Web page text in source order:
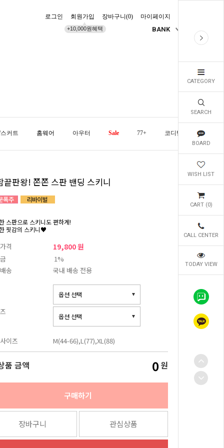
CATEGORY
SEARCH
BOARD
WISH LIST
CART (0)
CALL CENTER
TODAY VIEW
로그인 회원가입
+10,000원혜택
장바구니(0) 마이페이지
BANK
커트 홈웨어 아우터 Sale 77+ 코디템 오늘발송
끝판왕! 쫀쫀 스판 밴딩 스키니
스판으로 스키니도 편하게!
핏감의 스키니♥
격 19,800 원
1%
송
국내 배송 전용
이즈 M(44-66),L(77),XL(88)
품 금액 0 원
구매하기
장바구니 관심상품